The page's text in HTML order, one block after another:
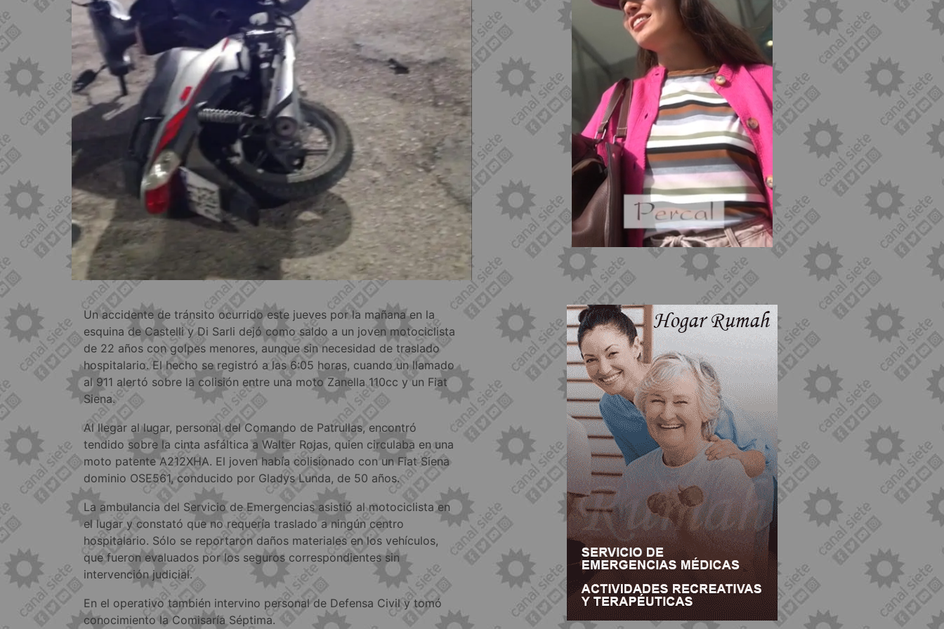
Un accidente de tránsito ocurrido este jueves por la mañana en la
esquina de Castelli y Di Sarli dejó como saldo a un joven motociclista
de 22 años con golpes menores, aunque sin necesidad de traslado
hospitalario. El hecho se registró a las 6:05 horas, cuando un llamado
al 911 alertó sobre la colisión entre una moto Zanella 110cc y un Fiat
Siena.
Al llegar al lugar, personal del Comando de Patrullas, encontró
tendido sobre la cinta asfáltica a Walter Rojas, quien circulaba en una
moto patente A212XHA. El joven había colisionado con un Fiat Siena
dominio OSE561, conducido por Gladys Lunda, de 50 años.
La ambulancia del Servicio de Emergencias asistió al motociclista en
el lugar y constató que no requería traslado a ningún centro
hospitalario. Sólo se reportaron daños materiales en los vehículos,
que fueron evaluados por los seguros correspondientes sin
intervención judicial.
En el operativo también intervino personal de Defensa Civil y tomó
conocimiento la Comisaría Séptima.